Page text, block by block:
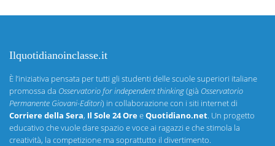
Ilquotidianoinclasse.it
È l’iniziativa pensata per tutti gli studenti delle scuole superiori italiane
promossa da Osservatorio for independent thinking(già Osservatorio
Permanente Giovani-Editori) in collaborazione con i siti internet di
Corriere della Sera, Il Sole 24 OreeQuotidiano.net. Un progetto
educativo che vuole dare spazio e voce ai ragazzi e che stimola la
creatività, la competizione ma soprattutto il divertimento.